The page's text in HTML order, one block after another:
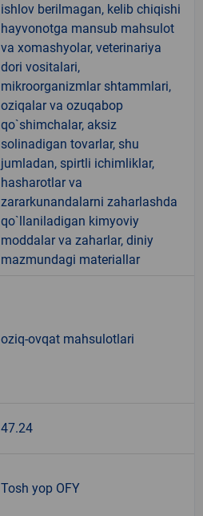
ishlov berilmagan, kelib chiqishi
hayvonotga mansub mahsulot
va xomashyolar, veterinariya
dori vositalari,
mikroorganizmlar shtammlari,
oziqalar va ozuqabop
qo`shimchalar, aksiz
solinadigan tovarlar, shu
jumladan, spirtli ichimliklar,
hasharotlar va
zararkunandalarni zaharlashda
qo`llaniladigan kimyoviy
moddalar va zaharlar, diniy
mazmundagi materiallar
oziq-ovqat mahsulotlari
47.24
Tosh yop OFY